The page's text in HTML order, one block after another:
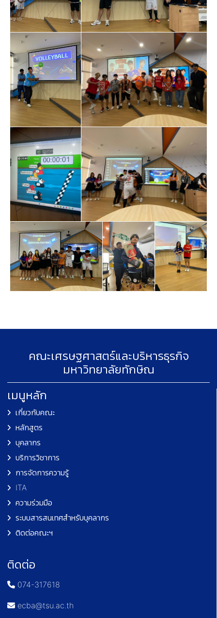
คณะเศรษฐศาสตร์และบริหารธุรกิจ
มหาวิทยาลัยทักษิณ
เมนูหลัก
เกี่ยวกับคณะ
หลักสูตร
บุคลากร
บริการวิชาการ
การจัดการความรู้
ITA
ความร่วมมือ
ระบบสารสนเทศสำหรับบุคลากร
ติดต่อคณะฯ
ติดต่อ
074-317618
ecba@tsu.ac.th